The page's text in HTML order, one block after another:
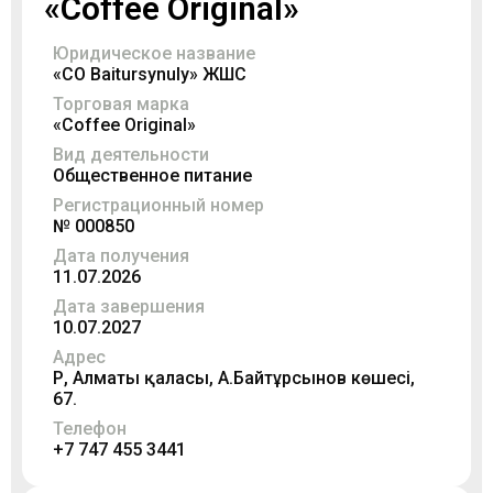
«Coffee Original»
Юридическое название
«CO Baitursynuly» ЖШС
Торговая марка
«Coffee Original»
Вид деятельности
Общественное питание
Регистрационный номер
№ 000850
Дата получения
11.07.2026
Дата завершения
10.07.2027
Адрес
ҚР, Алматы қаласы, А.Байтұрсынов көшесі,
67.
Телефон
+7 747 455 3441